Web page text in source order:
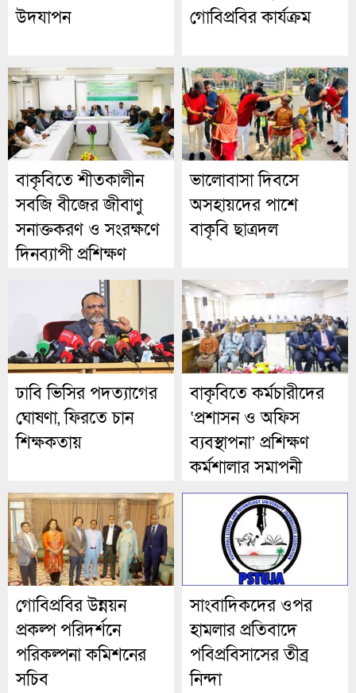
উদযাপন
গোবিপ্রবির কার্যক্রম
বাকৃবিতে শীতকালীন
সবজি বীজের জীবাণু
সনাক্তকরণ ও সংরক্ষণে
দিনব্যাপী প্রশিক্ষণ
ভালোবাসা দিবসে
অসহায়দের পাশে
বাকৃবি ছাত্রদল
ঢাবি ভিসির পদত্যাগের
ঘোষণা, ফিরতে চান
শিক্ষকতায়
বাকৃবিতে কর্মচারীদের
‘প্রশাসন ও অফিস
ব্যবস্থাপনা’ প্রশিক্ষণ
কর্মশালার সমাপনী
গোবিপ্রবির উন্নয়ন
প্রকল্প পরিদর্শনে
পরিকল্পনা কমিশনের
সচিব
সাংবাদিকদের ওপর
হামলার প্রতিবাদে
পবিপ্রবিসাসের তীব্র
নিন্দা